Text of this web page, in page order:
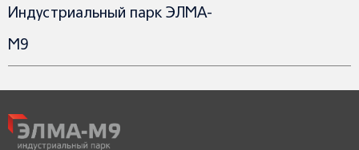
Индустриальный парк ЭЛМА-
М9